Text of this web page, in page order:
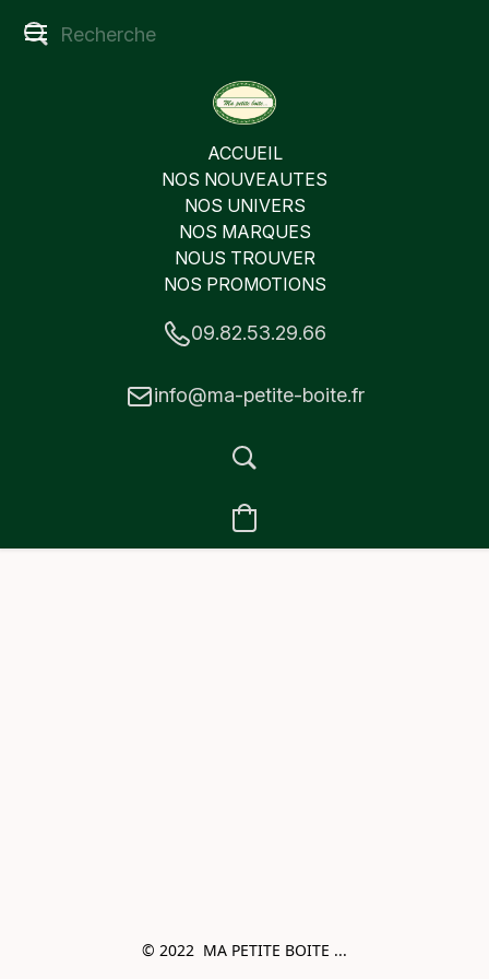
ACCUEIL
NOS NOUVEAUTES
NOS UNIVERS
NOS MARQUES
NOUS TROUVER
NOS PROMOTIONS
09.82.53.29.66
info@ma-petite-boite.fr
© 2022  MA PETITE BOITE ...